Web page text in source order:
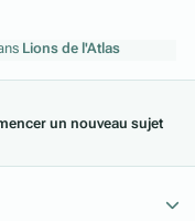
Lions de l'Atlas
un nouveau sujet